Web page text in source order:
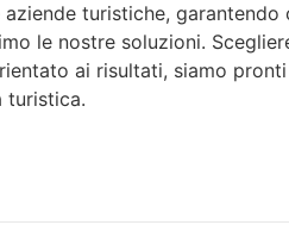
turistiche,
le nostre soluzioni.
ai risultati, siamo
turistica.